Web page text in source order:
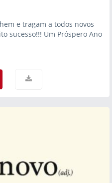
e tragam a todos novos
sucesso!!! Um Próspero Ano